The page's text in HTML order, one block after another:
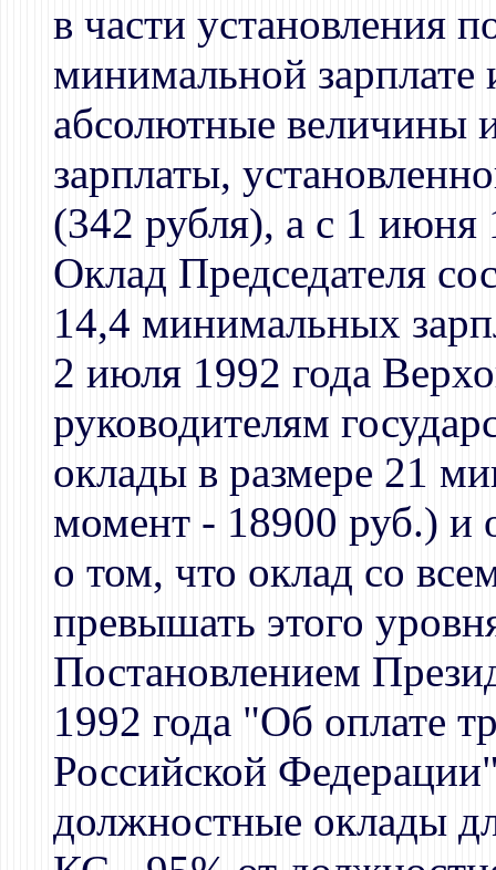
в части установления
минимальной зарплате
абсолютные величины
зарплаты,
(342 рубля), а с 1 июня
Оклад Председателя
14,4 минимальных
2 июля 1992 года
руководителям
оклады в размере 21
момент - 18900 руб.) и
о том, что оклад со
превышать этого
Постановлением
1992 года "Об оплате
Российской
должностные оклады